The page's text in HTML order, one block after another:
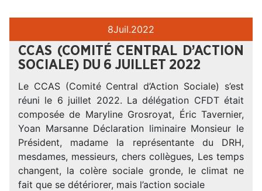
8Juil.2022
CCAS (COMITÉ CENTRAL D’ACTION
SOCIALE) DU 6 JUILLET 2022
Le CCAS (Comité Central d’Action Sociale) s’est
réuni le 6 juillet 2022. La délégation CFDT était
composée de Maryline Grosroyat, Éric Tavernier,
Yoan Marsanne Déclaration liminaire Monsieur le
Président, madame la représentante du DRH,
mesdames, messieurs, chers collègues, Les temps
changent, la colère sociale gronde, le climat ne
fait que se détériorer, mais l’action sociale